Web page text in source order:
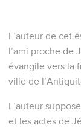
L’auteur de cet
l’ami proche de
évangile vers la
ville de
L’auteur
et les actes de